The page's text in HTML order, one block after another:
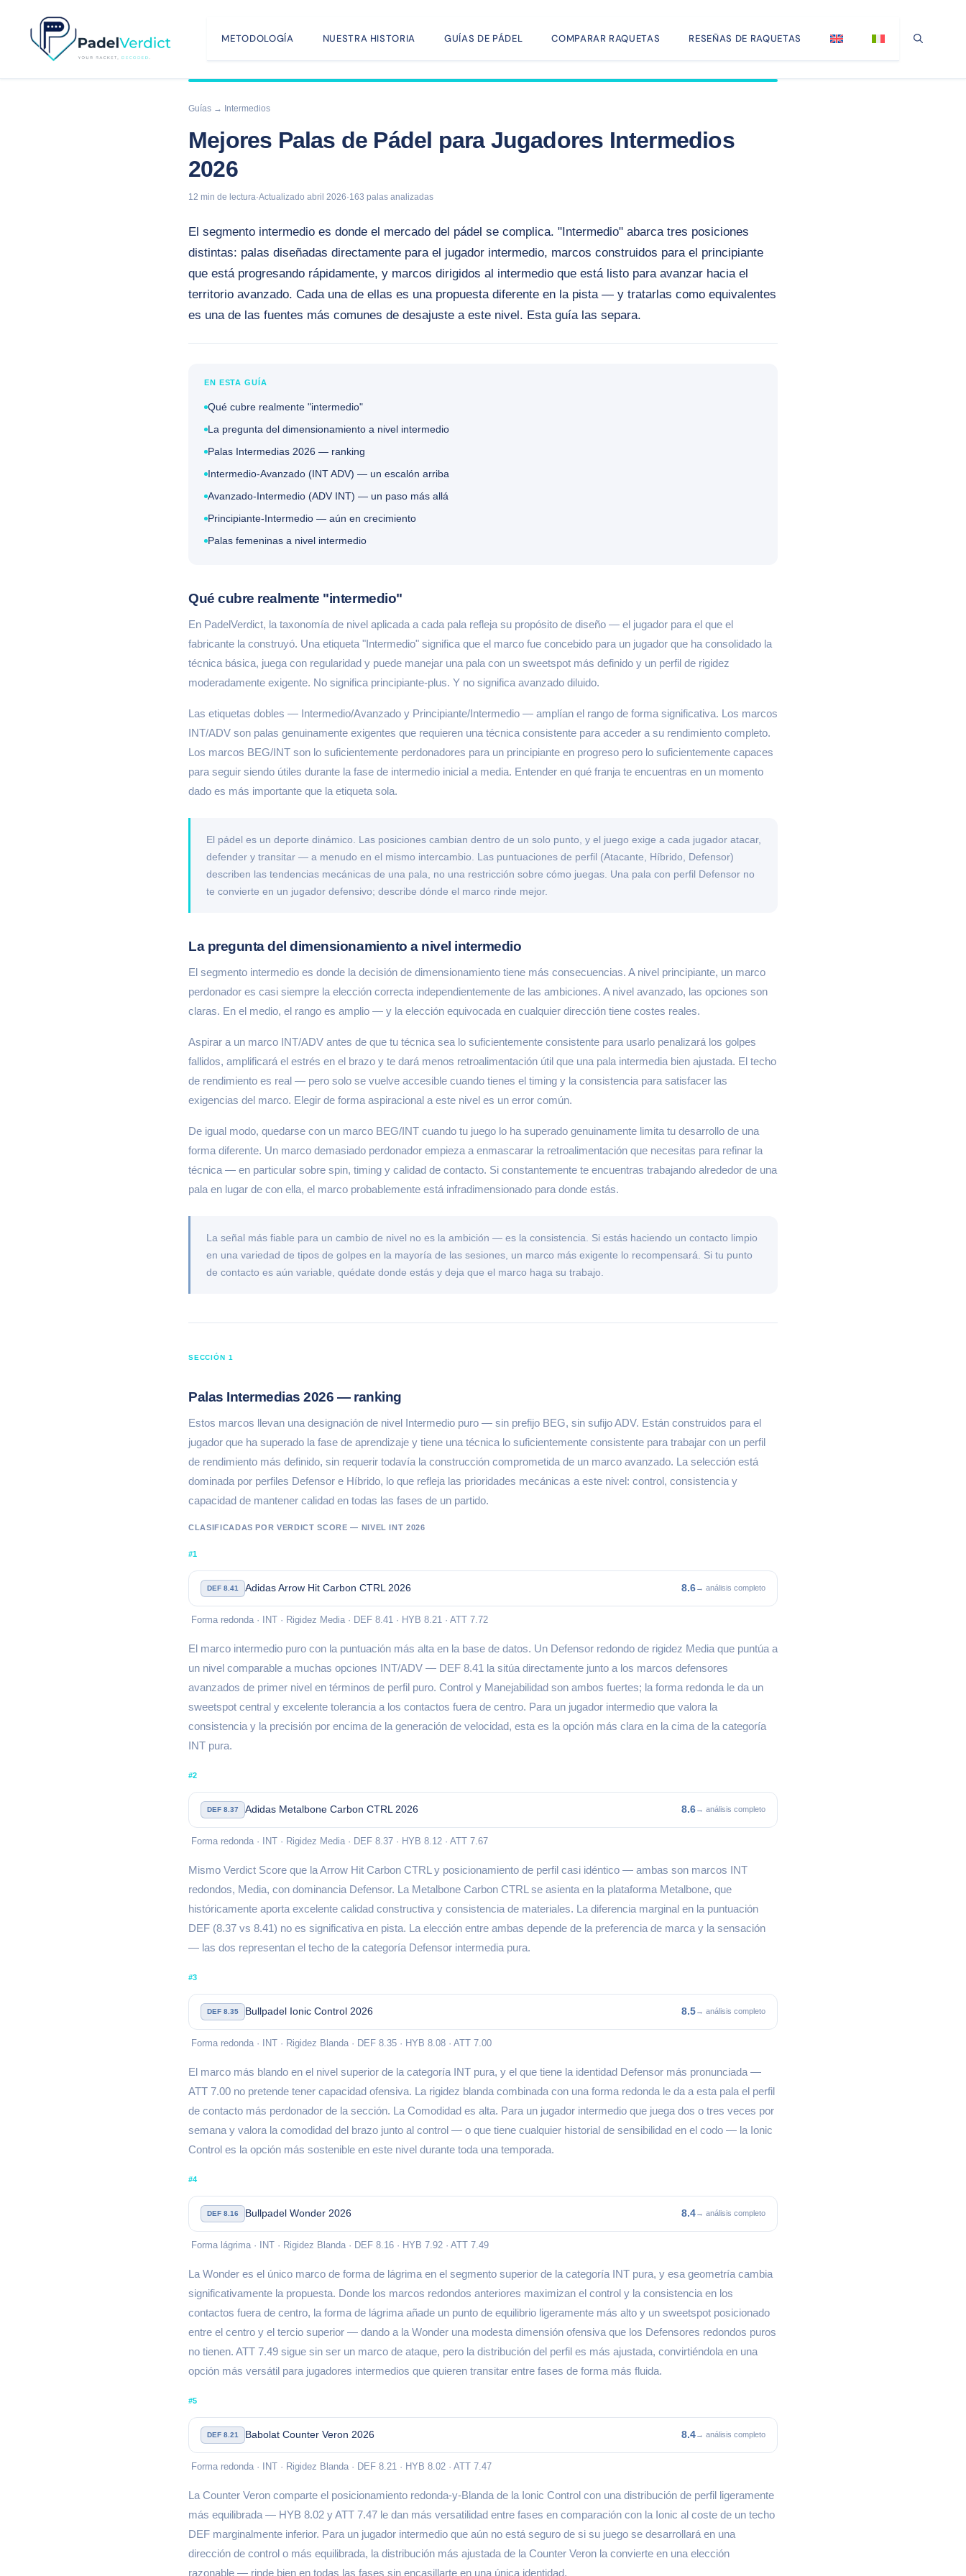
contenido
METODOLOGÍA NUESTRA HISTORIA GUÍAS DE PÁDEL COMPARAR RAQUETAS RESEÑAS DE RAQUETAS
Guías → Intermedios
Mejores Palas de Pádel para Jugadores Intermedios
2026
12 min de lectura·Actualizado abril 2026·163 palas analizadas
El segmento intermedio es donde el mercado del pádel se complica. "Intermedio" abarca tres posiciones
distintas: palas diseñadas directamente para el jugador intermedio, marcos construidos para el principiante
que está progresando rápidamente, y marcos dirigidos al intermedio que está listo para avanzar hacia el
territorio avanzado. Cada una de ellas es una propuesta diferente en la pista — y tratarlas como equivalentes
es una de las fuentes más comunes de desajuste a este nivel. Esta guía las separa.
EN ESTA GUÍA
Qué cubre realmente "intermedio"
La pregunta del dimensionamiento a nivel intermedio
Palas Intermedias 2026 — ranking
Intermedio-Avanzado (INT ADV) — un escalón arriba
Avanzado-Intermedio (ADV INT) — un paso más allá
Principiante-Intermedio — aún en crecimiento
Palas femeninas a nivel intermedio
Qué cubre realmente "intermedio"
En PadelVerdict, la taxonomía de nivel aplicada a cada pala refleja su propósito de diseño — el jugador para el que el
fabricante la construyó. Una etiqueta "Intermedio" significa que el marco fue concebido para un jugador que ha consolidado la
técnica básica, juega con regularidad y puede manejar una pala con un sweetspot más definido y un perfil de rigidez
moderadamente exigente. No significa principiante-plus. Y no significa avanzado diluido.
Las etiquetas dobles — Intermedio/Avanzado y Principiante/Intermedio — amplían el rango de forma significativa. Los marcos
INT/ADV son palas genuinamente exigentes que requieren una técnica consistente para acceder a su rendimiento completo.
Los marcos BEG/INT son lo suficientemente perdonadores para un principiante en progreso pero lo suficientemente capaces
para seguir siendo útiles durante la fase de intermedio inicial a media. Entender en qué franja te encuentras en un momento
dado es más importante que la etiqueta sola.
El pádel es un deporte dinámico. Las posiciones cambian dentro de un solo punto, y el juego exige a cada jugador atacar,
defender y transitar — a menudo en el mismo intercambio. Las puntuaciones de perfil (Atacante, Híbrido, Defensor)
describen las tendencias mecánicas de una pala, no una restricción sobre cómo juegas. Una pala con perfil Defensor no
te convierte en un jugador defensivo; describe dónde el marco rinde mejor.
La pregunta del dimensionamiento a nivel intermedio
El segmento intermedio es donde la decisión de dimensionamiento tiene más consecuencias. A nivel principiante, un marco
perdonador es casi siempre la elección correcta independientemente de las ambiciones. A nivel avanzado, las opciones son
claras. En el medio, el rango es amplio — y la elección equivocada en cualquier dirección tiene costes reales.
Aspirar a un marco INT/ADV antes de que tu técnica sea lo suficientemente consistente para usarlo penalizará los golpes
fallidos, amplificará el estrés en el brazo y te dará menos retroalimentación útil que una pala intermedia bien ajustada. El techo
de rendimiento es real — pero solo se vuelve accesible cuando tienes el timing y la consistencia para satisfacer las
exigencias del marco. Elegir de forma aspiracional a este nivel es un error común.
De igual modo, quedarse con un marco BEG/INT cuando tu juego lo ha superado genuinamente limita tu desarrollo de una
forma diferente. Un marco demasiado perdonador empieza a enmascarar la retroalimentación que necesitas para refinar la
técnica — en particular sobre spin, timing y calidad de contacto. Si constantemente te encuentras trabajando alrededor de una
pala en lugar de con ella, el marco probablemente está infradimensionado para donde estás.
La señal más fiable para un cambio de nivel no es la ambición — es la consistencia. Si estás haciendo un contacto limpio
en una variedad de tipos de golpes en la mayoría de las sesiones, un marco más exigente lo recompensará. Si tu punto
de contacto es aún variable, quédate donde estás y deja que el marco haga su trabajo.
SECCIÓN 1
Palas Intermedias 2026 — ranking
Estos marcos llevan una designación de nivel Intermedio puro — sin prefijo BEG, sin sufijo ADV. Están construidos para el
jugador que ha superado la fase de aprendizaje y tiene una técnica lo suficientemente consistente para trabajar con un perfil
de rendimiento más definido, sin requerir todavía la construcción comprometida de un marco avanzado. La selección está
dominada por perfiles Defensor e Híbrido, lo que refleja las prioridades mecánicas a este nivel: control, consistencia y
capacidad de mantener calidad en todas las fases de un partido.
CLASIFICADAS POR VERDICT SCORE — NIVEL INT 2026
#1
DEF 8.41 Adidas Arrow Hit Carbon CTRL 2026 8.6→ análisis completo
Forma redonda · INT · Rigidez Media · DEF 8.41 · HYB 8.21 · ATT 7.72
El marco intermedio puro con la puntuación más alta en la base de datos. Un Defensor redondo de rigidez Media que puntúa a
un nivel comparable a muchas opciones INT/ADV — DEF 8.41 la sitúa directamente junto a los marcos defensores
avanzados de primer nivel en términos de perfil puro. Control y Manejabilidad son ambos fuertes; la forma redonda le da un
sweetspot central y excelente tolerancia a los contactos fuera de centro. Para un jugador intermedio que valora la
consistencia y la precisión por encima de la generación de velocidad, esta es la opción más clara en la cima de la categoría
INT pura.
#2
DEF 8.37 Adidas Metalbone Carbon CTRL 2026 8.6→ análisis completo
Forma redonda · INT · Rigidez Media · DEF 8.37 · HYB 8.12 · ATT 7.67
Mismo Verdict Score que la Arrow Hit Carbon CTRL y posicionamiento de perfil casi idéntico — ambas son marcos INT
redondos, Media, con dominancia Defensor. La Metalbone Carbon CTRL se asienta en la plataforma Metalbone, que
históricamente aporta excelente calidad constructiva y consistencia de materiales. La diferencia marginal en la puntuación
DEF (8.37 vs 8.41) no es significativa en pista. La elección entre ambas depende de la preferencia de marca y la sensación
— las dos representan el techo de la categoría Defensor intermedia pura.
#3
DEF 8.35 Bullpadel Ionic Control 2026 8.5→ análisis completo
Forma redonda · INT · Rigidez Blanda · DEF 8.35 · HYB 8.08 · ATT 7.00
El marco más blando en el nivel superior de la categoría INT pura, y el que tiene la identidad Defensor más pronunciada —
ATT 7.00 no pretende tener capacidad ofensiva. La rigidez blanda combinada con una forma redonda le da a esta pala el perfil
de contacto más perdonador de la sección. La Comodidad es alta. Para un jugador intermedio que juega dos o tres veces por
semana y valora la comodidad del brazo junto al control — o que tiene cualquier historial de sensibilidad en el codo — la Ionic
Control es la opción más sostenible en este nivel durante toda una temporada.
#4
DEF 8.16 Bullpadel Wonder 2026 8.4→ análisis completo
Forma lágrima · INT · Rigidez Blanda · DEF 8.16 · HYB 7.92 · ATT 7.49
La Wonder es el único marco de forma de lágrima en el segmento superior de la categoría INT pura, y esa geometría cambia
significativamente la propuesta. Donde los marcos redondos anteriores maximizan el control y la consistencia en los
contactos fuera de centro, la forma de lágrima añade un punto de equilibrio ligeramente más alto y un sweetspot posicionado
entre el centro y el tercio superior — dando a la Wonder una modesta dimensión ofensiva que los Defensores redondos puros
no tienen. ATT 7.49 sigue sin ser un marco de ataque, pero la distribución del perfil es más ajustada, convirtiéndola en una
opción más versátil para jugadores intermedios que quieren transitar entre fases de forma más fluida.
#5
DEF 8.21 Babolat Counter Veron 2026 8.4→ análisis completo
Forma redonda · INT · Rigidez Blanda · DEF 8.21 · HYB 8.02 · ATT 7.47
La Counter Veron comparte el posicionamiento redonda-y-Blanda de la Ionic Control con una distribución de perfil ligeramente
más equilibrada — HYB 8.02 y ATT 7.47 le dan más versatilidad entre fases en comparación con la Ionic al coste de un techo
DEF marginalmente inferior. Para un jugador intermedio que aún no está seguro de si su juego se desarrollará en una
dirección de control o más equilibrada, la distribución más ajustada de la Counter Veron la convierte en una elección
razonable — rinde bien en todas las fases sin encasillarte en una única identidad.